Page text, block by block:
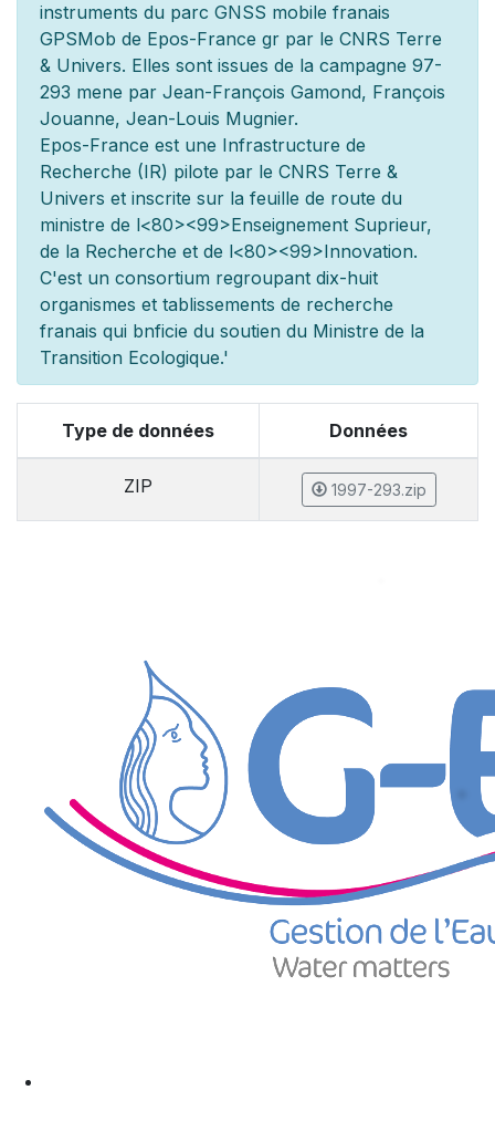
instruments du parc GNSS mobile franais
GPSMob de Epos-France gr par le CNRS Terre
& Univers. Elles sont issues de la campagne 97-
293 mene par Jean-François Gamond, François
Jouanne, Jean-Louis Mugnier.
Epos-France est une Infrastructure de
Recherche (IR) pilote par le CNRS Terre &
Univers et inscrite sur la feuille de route du
ministre de l<80><99>Enseignement Suprieur,
de la Recherche et de l<80><99>Innovation.
C'est un consortium regroupant dix-huit
organismes et tablissements de recherche
franais qui bnficie du soutien du Ministre de la
Transition Ecologique.'
Type de données Données
ZIP 1997-293.zip